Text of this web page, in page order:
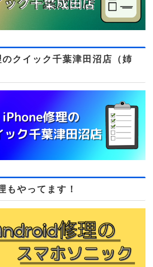
クイック千葉津田沼店（姉
やってます！